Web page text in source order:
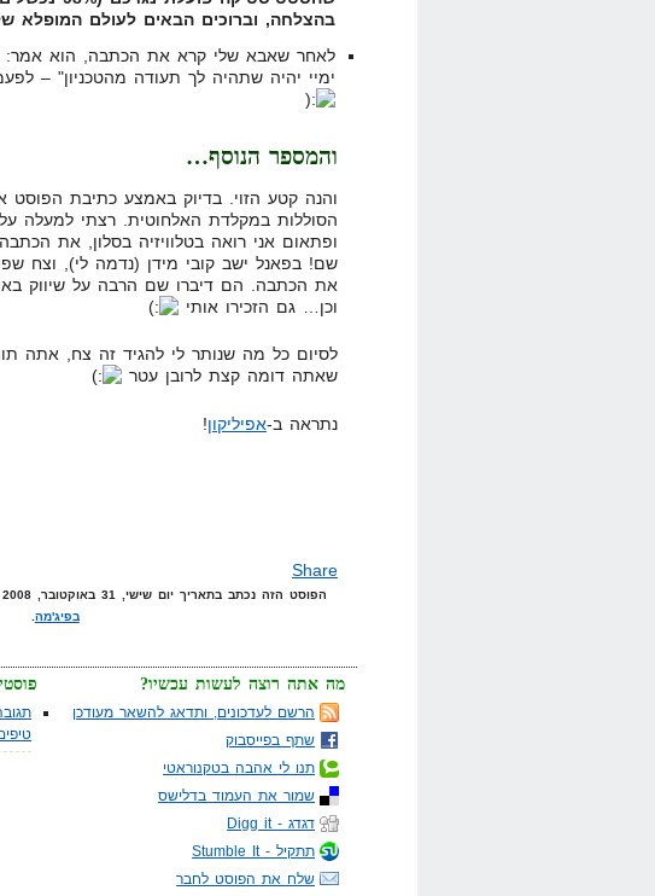
בהצלחה, וברוכים הבאים לעולם המופלא
לאחר שאבא שלי קרא את הכתבה, הוא אמר:
ימיי יהיה שתהיה לך תעודה מהטכניון" –
והמספר הנוסף…
והנה קטע הזוי. בדיוק באמצע כתיבת הפוסט
הסוללות במקלדת האלחוטית. רצתי למעלה
שם! בפאנל ישב קובי מידן (נדמה לי), וצח
את הכתבה. הם דיברו שם הרבה על שיווק
וכן… גם הזכירו אותי
לסיום כל מה שנותר לי להגיד זה צח, אתה
שאתה דומה קצת לרובן עטר
נתראה ב-אפיליקון!
Share
הפוסט הזה נכתב בתאריך יום שישי, 31 באוקטובר, 2008 בשעה 8:09 תחת הקטגוריות
בפיג'מה
מה אתה רוצה לעשות עכשיו?
הרשם לעדכונים, ותדאג להשאר מעודכן
שתף בפייסבוק
תנו לי אהבה בטקנוראטי
שמור את העמוד בדלישס
דגדג - Digg it
תתקיל - Stumble It
שלח את הפוסט לחבר